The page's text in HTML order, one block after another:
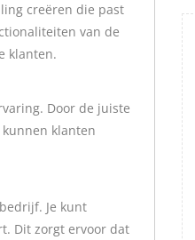
creëren die past
van de
klanten.
Door de juiste
klanten
Je kunt
Dit zorgt ervoor dat